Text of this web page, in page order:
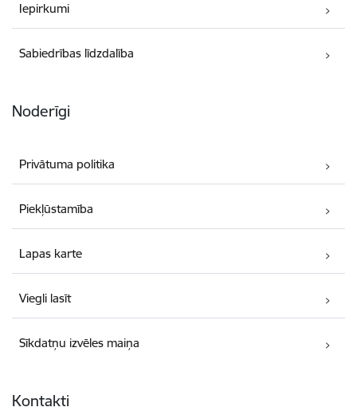
Iepirkumi
Sabiedrības līdzdalība
Noderīgi
Privātuma politika
Piekļūstamība
Lapas karte
Viegli lasīt
Sīkdatņu izvēles maiņa
Kontakti